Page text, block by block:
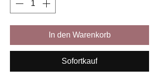
In den Warenkorb
Sofortkauf